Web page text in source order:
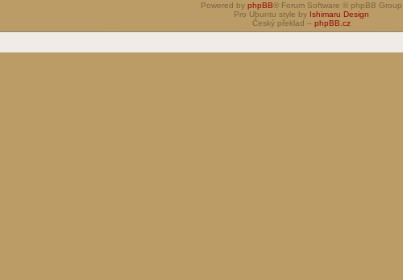
Powered by phpBB® Forum Software © phpBB Group
Pro Ubuntu style by Ishimaru Design
Český překlad – phpBB.cz